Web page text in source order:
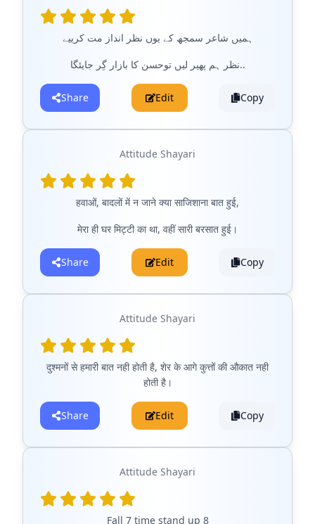
ہمیں شاعر سمجھ کے یوں نظر انداز مت کرییے
نظر ہم پھیر لیں توحسن کا بازار گِر جایئگا..
Share Edit Copy
Attitude Shayari
हवाओं, बादलों में न जाने क्या साजिशाना बात हुई,
मेरा ही घर मिट्टी का था, वहीं सारी बरसात हुई।
Share Edit Copy
Attitude Shayari
दुश्मनों से हमारी बात नही होती है, शेर के आगे कुत्तों की औकात नही
होती है।
Share Edit Copy
Attitude Shayari
Fall 7 time stand up 8